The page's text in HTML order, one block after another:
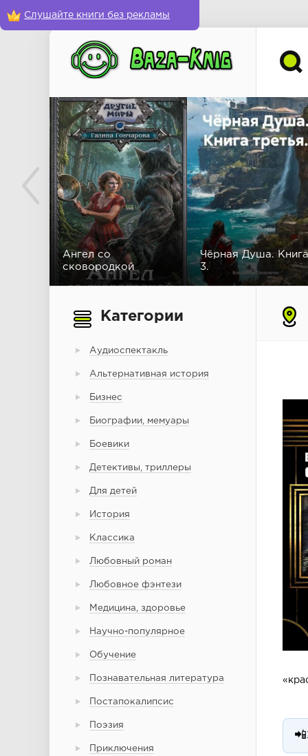
Слушайте книги без рекламы
Ангел со
сковородкой
Чёрная Душа. Книга
3.
Категории
Аудиоспектакль
Альтернативная история
Бизнес
Биографии, мемуары
Боевики
Детективы, триллеры
Для детей
История
Классика
Любовный роман
Любовное фэнтези
Медицина, здоровье
Научно-популярное
Обучение
Познавательная литература
Постапокалипсис
Поэзия
Приключения
📲